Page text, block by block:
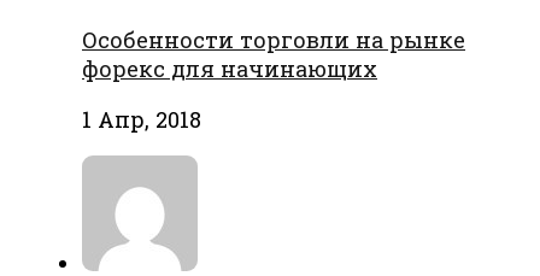
Особенности торговли на рынке
форекс для начинающих
1 Апр, 2018